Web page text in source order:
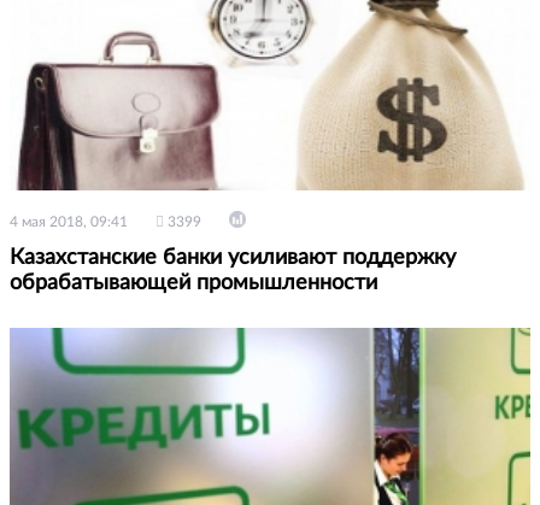
4 мая 2018, 09:41 3399
Казахстанские банки усиливают поддержку
обрабатывающей промышленности